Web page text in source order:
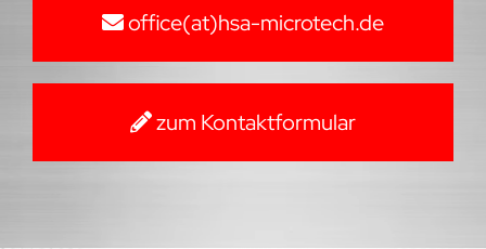
office(at)hsa-microtech.de
zum Kontaktformular